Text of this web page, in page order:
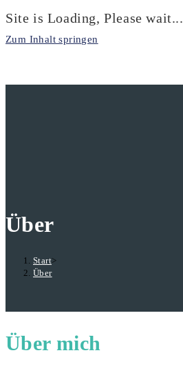
Site is Loading, Please wait...
Zum Inhalt springen
Über
Start>
Über
Über mich